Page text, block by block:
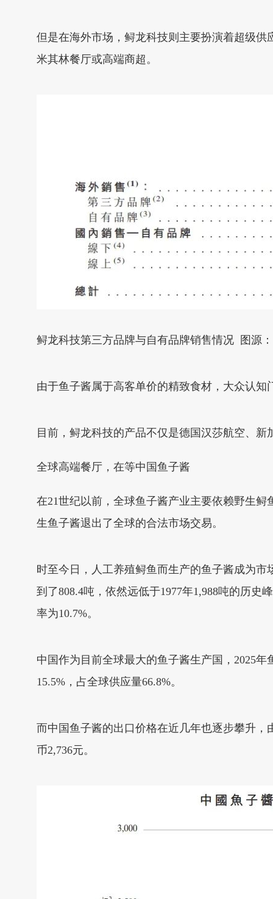
但是在海外市场，鲟龙科技则主要扮演着超级
米其林餐厅或高端商超。
鲟龙科技第三方品牌与自有品牌销售情况 图源
由于鱼子酱属于高客单价的精致食材，大众认
目前，鲟龙科技的产品不仅是德国汉莎航空、
全球高端餐厅，在等中国鱼子酱
在21世纪以前，全球鱼子酱产业主要依赖野生
生鱼子酱退出了全球的合法市场交易。
时至今日，人工养殖鲟鱼而生产的鱼子酱成为
到了808.4吨，依然远低于1977年1,988吨的历史
率为10.7%。
中国作为目前全球最大的鱼子酱生产国，2025
15.5%，占全球供应量66.8%。
而中国鱼子酱的出口价格在近几年也逐步攀升，
币2,736元。